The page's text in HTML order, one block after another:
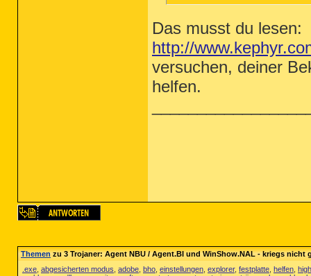
Das musst du lesen:
http://
versuchen, deiner
helfen.
Themenzu 3 Trojaner: Agent NBU / Agent.BI und WinShow.NAL - kriegs nicht
.exe abgesicherten modus adobe bho einstellungen explorer, festplatte helfen